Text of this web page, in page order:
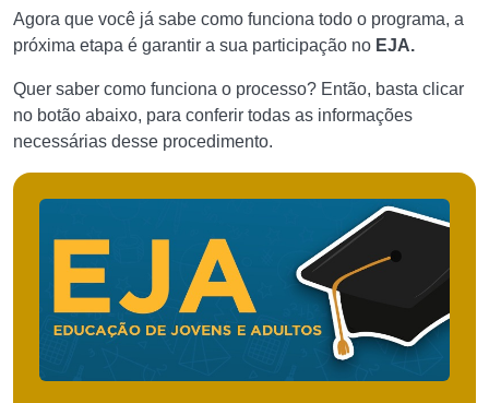
Agora que você já sabe como funciona todo o programa, a
próxima etapa é garantir a sua participação no EJA.
Quer saber como funciona o processo? Então, basta clicar
no botão abaixo, para conferir todas as informações
necessárias desse procedimento.